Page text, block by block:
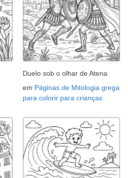
Duelo sob o olhar de Atena
em Páginas de Mitologia grega
para colorir para crianças